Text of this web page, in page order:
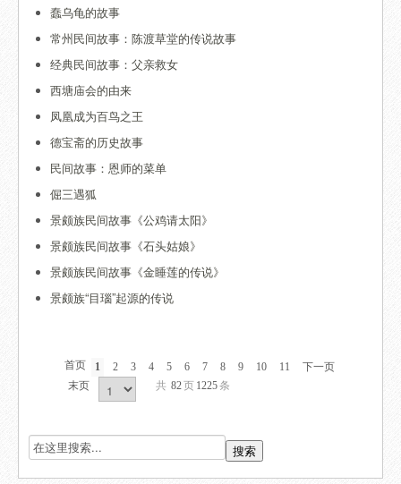
蠢乌龟的故事
常州民间故事：陈渡草堂的传说故事
经典民间故事：父亲救女
西塘庙会的由来
凤凰成为百鸟之王
德宝斋的历史故事
民间故事：恩师的菜单
倔三遇狐
景颇族民间故事《公鸡请太阳》
景颇族民间故事《石头姑娘》
景颇族民间故事《金睡莲的传说》
景颇族“目瑙”起源的传说
首页 1 2 3 4 5 6 7 8 9 10 11
下一页
末页
共 82页 1225条